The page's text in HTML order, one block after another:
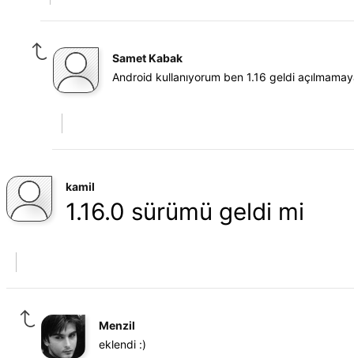
Samet Kabak
Android kullanıyorum ben 1.16 geldi
kamil
1.16.0 sürümü geldi mi
Menzil
eklendi :)